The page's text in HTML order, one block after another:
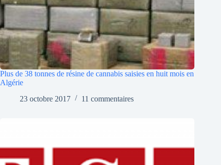
Plus de 38 tonnes de résine de cannabis saisies en huit mois en
Algérie
23 octobre 2017
11 commentaires